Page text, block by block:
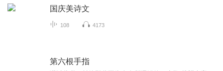
国庆美诗文
108 4173
第六根手指